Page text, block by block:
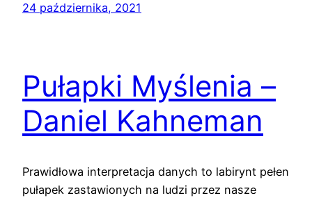
24 października, 2021
Pułapki Myślenia –
Daniel Kahneman
Prawidłowa interpretacja danych to labirynt pełen
pułapek zastawionych na ludzi przez nasze